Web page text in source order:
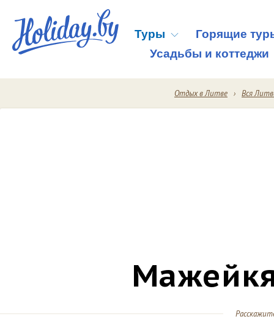
Туры
Горящие
Усадьбы и коттеджи
Отдых в Литве Вся